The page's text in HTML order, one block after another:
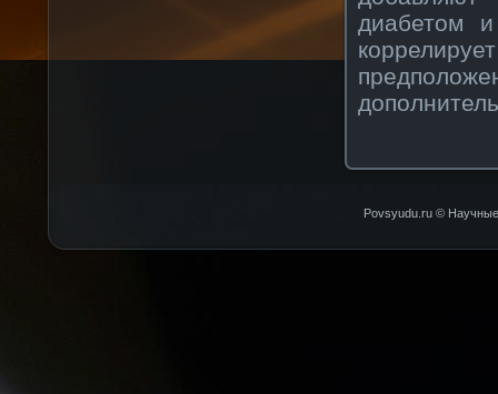
диабетом
Povsyudu.ru © Научные